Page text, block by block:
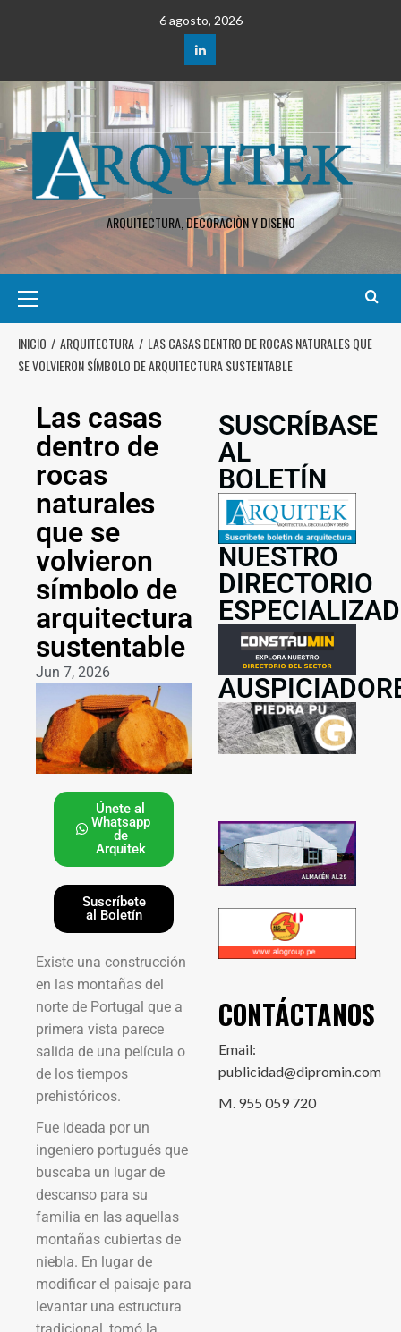
6 agosto, 2026
ARQUITECTURA, DECORACIÒN Y DISEÑO
INICIO ARQUITECTURA
LAS CASAS DENTRO DE ROCAS NATURALES QUE
SE VOLVIERON SÍMBOLO DE ARQUITECTURA SUSTENTABLE
Las casas
dentro de
rocas
naturales
que se
volvieron
símbolo de
arquitectura
sustentable
Jun 7, 2026
Únete al
Whatsapp
de
Arquitek
Suscríbete
al Boletín
Existe una construcción
en las montañas del
norte de Portugal que a
primera vista parece
salida de una película o
de los tiempos
prehistóricos.
Fue ideada por un
ingeniero portugués que
buscaba un lugar de
descanso para su
familia en las aquellas
montañas cubiertas de
niebla. En lugar de
modificar el paisaje para
levantar una estructura
SUSCRÍBASE
AL
BOLETÍN
NUESTRO
DIRECTORIO
CONTÁCTANOS
Email:
publicidad@dipromin.com
M. 955 059 720